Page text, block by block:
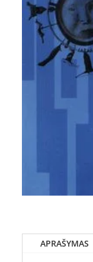
APRAŠYMAS